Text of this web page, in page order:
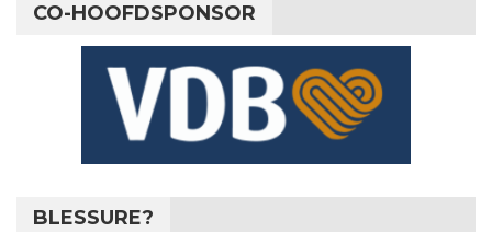
CO-HOOFDSPONSOR
BLESSURE?